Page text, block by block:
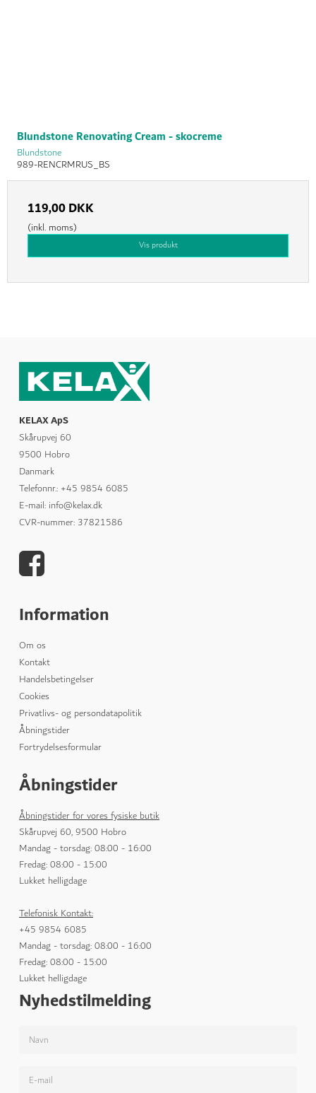
Blundstone Renovating Cream - skocreme
Blundstone
989-RENCRMRUS_BS
119,00 DKK
(inkl. moms)
Vis produkt
KELAX ApS
Skårupvej 60
9500 Hobro
Danmark
Telefonnr.: +45 9854 6085
E-mail: info@kelax.dk
CVR-nummer: 37821586
Information
Om os
Kontakt
Handelsbetingelser
Cookies
Privatlivs- og persondatapolitik
Åbningstider
Fortrydelsesformular
Åbningstider
Åbningstider for vores fysiske butik
Skårupvej 60, 9500 Hobro
Mandag - torsdag: 08:00 - 16:00
Fredag: 08:00 - 15:00
Lukket helligdage
Telefonisk Kontakt:
+45 9854 6085
Mandag - torsdag: 08:00 - 16:00
Fredag: 08:00 - 15:00
Lukket helligdage
Nyhedstilmelding